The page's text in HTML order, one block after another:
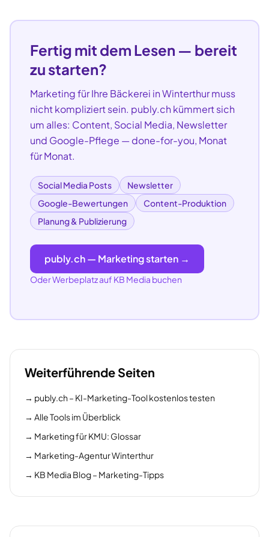
Fertig mit dem Lesen — bereit
zu starten?
Marketing für Ihre Bäckerei inWinterthurmuss
nicht kompliziert sein. publy.ch kümmert sich
um alles: Content, Social Media, Newsletter
und Google-Pflege — done-for-you, Monat
für Monat.
Social Media Posts
Newsletter
Google-Bewertungen
Content-Produktion
Planung & Publizierung
publy.ch — Marketing starten →
Oder Werbeplatz auf KB Media buchen
Weiterführende Seiten
→ publy.ch – KI-Marketing-Tool kostenlos testen
→ Alle Tools im Überblick
→ Marketing für KMU: Glossar
→ Marketing-Agentur Winterthur
→ KB Media Blog – Marketing-Tipps